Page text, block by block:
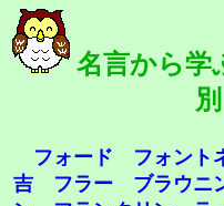
名言から
フォード フォント
吉
フラー ブラウニ